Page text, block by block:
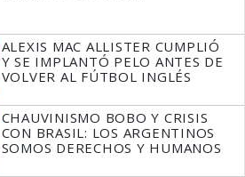
ALEXIS MAC ALLISTER CUMPLIÓ
Y SE IMPLANTÓ PELO ANTES DE
VOLVER AL FÚTBOL INGLÉS
CHAUVINISMO BOBO Y CRISIS
CON BRASIL: LOS ARGENTINOS
SOMOS DERECHOS Y HUMANOS